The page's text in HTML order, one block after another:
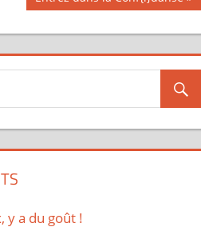
y a du goût !